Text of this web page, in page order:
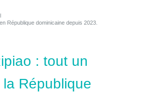
République dominicaine depuis 2023.
: tout un
République